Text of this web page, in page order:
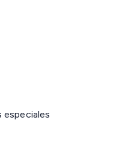
especiales